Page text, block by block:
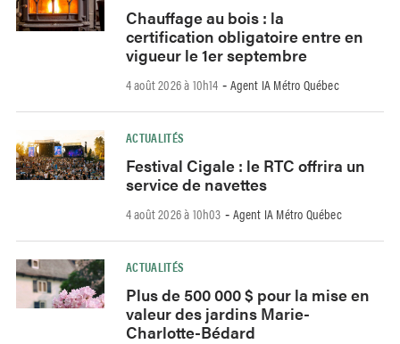
Chauffage au bois : la
certification obligatoire entre en
vigueur le 1er septembre
4 août 2026 à 10h14 - Agent IA Métro Québec
ACTUALITÉS
Festival Cigale : le RTC offrira un
service de navettes
4 août 2026 à 10h03 - Agent IA Métro Québec
ACTUALITÉS
Plus de 500 000 $ pour la mise en
valeur des jardins Marie-
Charlotte-Bédard